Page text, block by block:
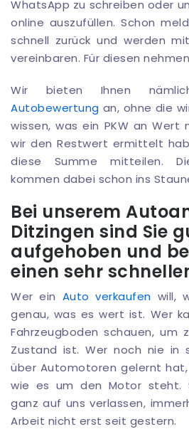
WhatsApp zu schreiben oder
online auszufüllen. Schon
schnell zurück und werden
vereinbaren. Für diesen
Wir bieten Ihnen
Autobewertung an, ohne die
wissen, was ein PKW an Wert
wir den Restwert ermittelt
diese Summe mitteilen.
kommen dabei schon ins
Bei unserem
Ditzingen sind Sie
aufgehoben und
einen sehr
Wer ein Auto verkaufen will,
genau, was es wert ist. Wer
Fahrzeugboden schauen, um
Zustand ist. Wer noch nie in
über Automotoren gelernt
wie es um den Motor steht.
ganz auf uns verlassen,
Arbeit nicht erst seit gestern.